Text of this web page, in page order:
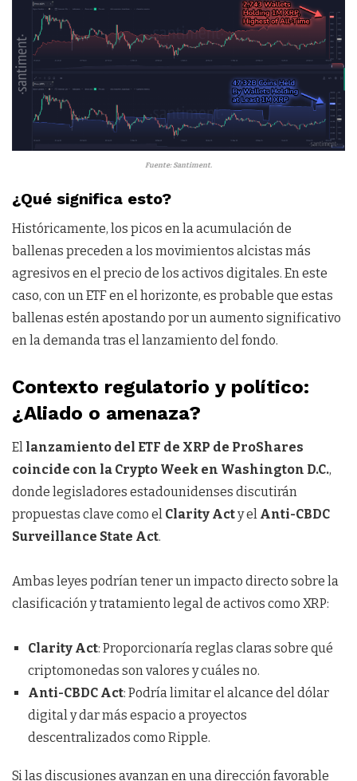
Fuente: Santiment.
¿Qué significa esto?
Históricamente, los picos en la acumulación de
ballenas preceden a los movimientos alcistas más
agresivos en el precio de los activos digitales. En este
caso, con un ETF en el horizonte, es probable que estas
ballenas estén apostando por un aumento significativo
en la demanda tras el lanzamiento del fondo.
Contexto regulatorio y político:
¿Aliado o amenaza?
El lanzamiento del ETF de XRP de ProShares
coincide con la Crypto Week en Washington D.C.,
donde legisladores estadounidenses discutirán
propuestas clave como el Clarity Acty el Anti-CBDC
Surveillance State Act.
Ambas leyes podrían tener un impacto directo sobre la
clasificación y tratamiento legal de activos como XRP:
Clarity Act: Proporcionaría reglas claras sobre qué
criptomonedas son valores y cuáles no.
Anti-CBDC Act: Podría limitar el alcance del dólar
digital y dar más espacio a proyectos
descentralizados como Ripple.
Si las discusiones avanzan en una dirección favorable